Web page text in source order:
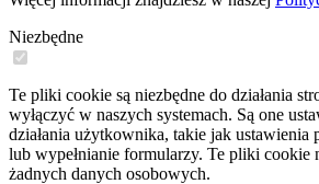
Niezbędne
Te pliki cookie są niezbędne do działania
wyłączyć w naszych systemach. Są one
działania użytkownika, takie jak ustawienia
lub wypełnianie formularzy. Te pliki cookie
żadnych danych osobowych.